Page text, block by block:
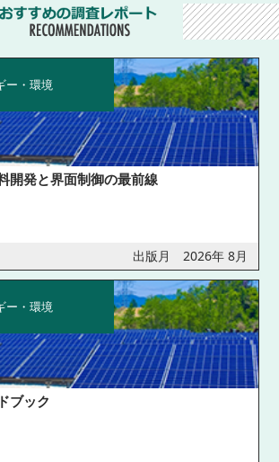
ー・環境
開発と界面制御の最前線
出版月 2026年 8月
ー・環境
ブック